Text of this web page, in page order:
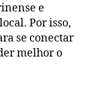
e
Por isso,
se conectar
melhor o